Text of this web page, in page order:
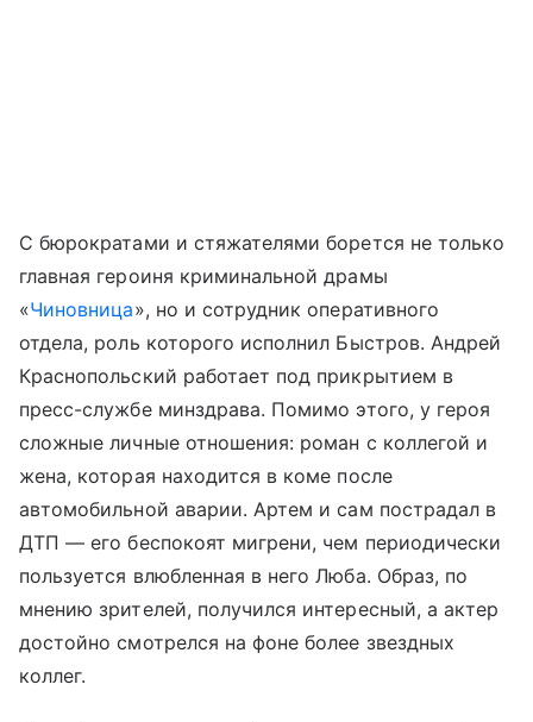
С бюрократами и стяжателями борется не только
главная героиня криминальной драмы
«Чиновница», но и сотрудник оперативного
отдела, роль которого исполнил Быстров. Андрей
Краснопольский работает под прикрытием в
пресс-службе минздрава. Помимо этого, у героя
сложные личные отношения: роман с коллегой и
жена, которая находится в коме после
автомобильной аварии. Артем и сам пострадал в
ДТП — его беспокоят мигрени, чем периодически
пользуется влюбленная в него Люба. Образ, по
мнению зрителей, получился интересный, а актер
достойно смотрелся на фоне более звездных
коллег.